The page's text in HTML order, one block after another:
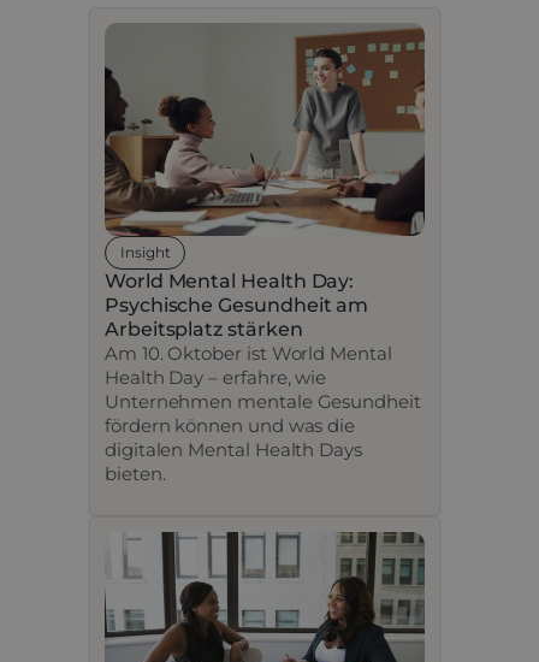
Insight
World Mental Health Day:
Psychische Gesundheit am
Arbeitsplatz stärken
Am 10. Oktober ist World Mental
Health Day – erfahre, wie
Unternehmen mentale Gesundheit
fördern können und was die
digitalen Mental Health Days
bieten.